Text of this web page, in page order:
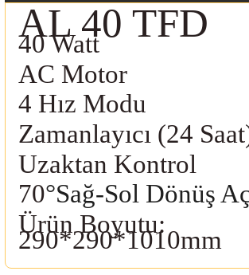
AL 40 TFD
40 Watt
AC Motor
4 Hız Modu
Zamanlayıcı (24
Uzaktan Kontrol
70°Sağ-Sol Dönüş
Ürün Boyutu:
290*290*1010mm